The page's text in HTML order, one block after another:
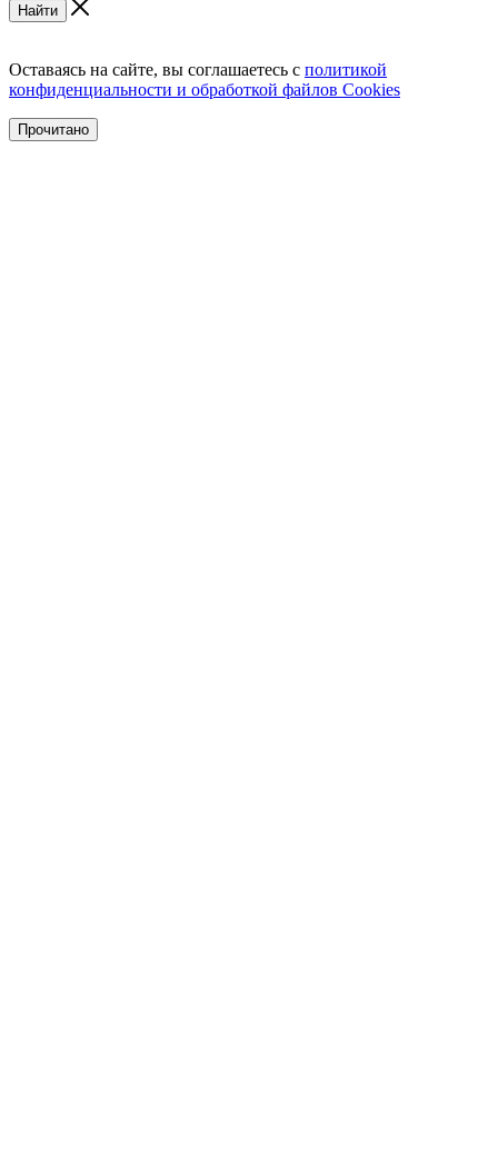
Найти
Оставаясь на сайте, вы соглашаетесь с политикой
конфиденциальности и обработкой файлов Cookies
Прочитано